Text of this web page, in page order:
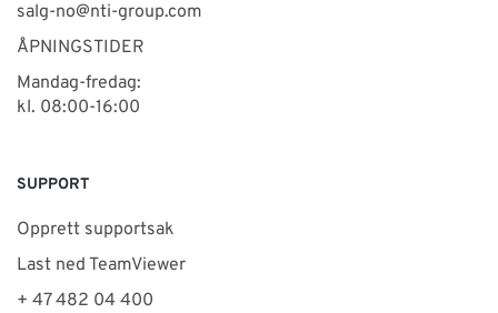
salg-no@nti-group.com
ÅPNINGSTIDER
Mandag-fredag:
kl. 08:00-16:00
SUPPORT
Opprett supportsak
Last ned TeamViewer
+ 47 482 04 400